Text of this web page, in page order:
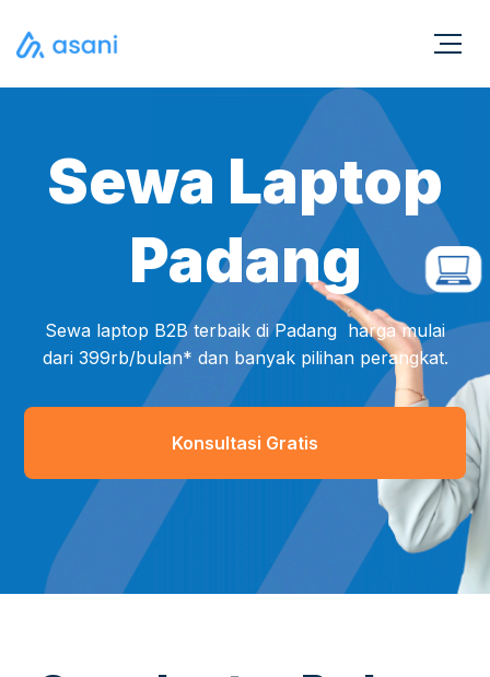
Sewa Laptop
Padang
Sewa laptop B2B terbaik di Padang harga mulai
dari 399rb/bulan* dan banyak pilihan perangkat.
Konsultasi Gratis